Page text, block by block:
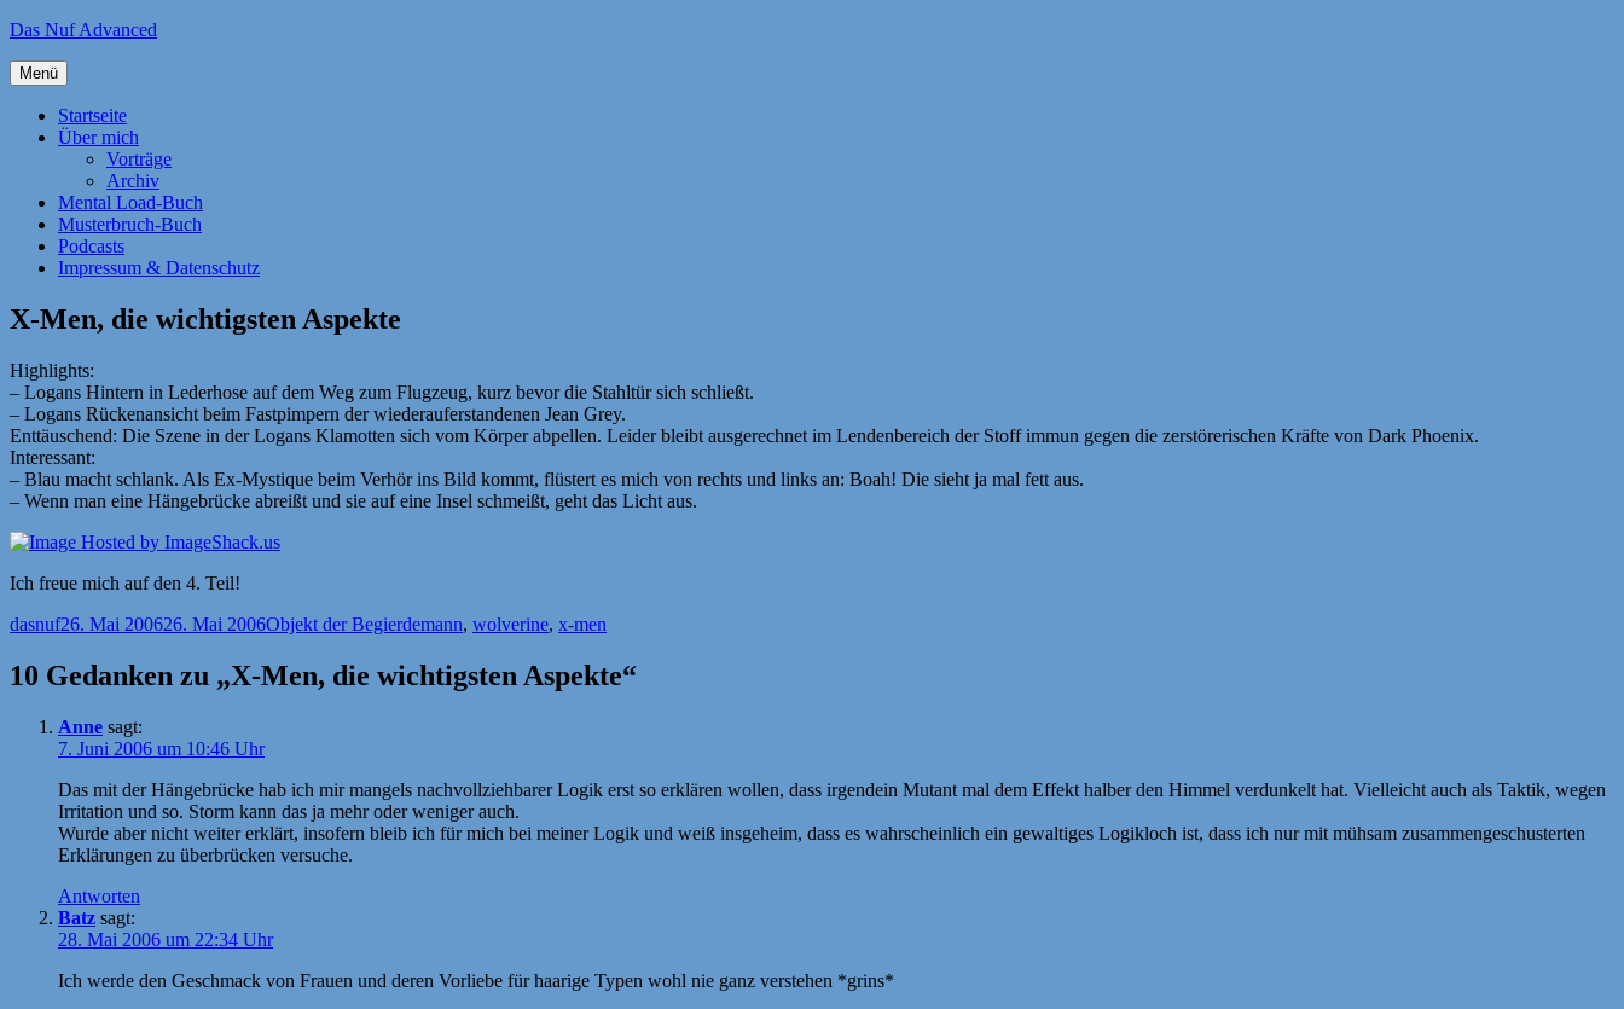
Zum
springen
Das Nuf Advanced
Menü
Startseite
Über mich
Vorträge
Archiv
Mental Load-Buch
Musterbruch-Buch
Podcasts
Impressum & Datenschutz
X-Men, die wichtigsten Aspekte
Highlights:
– Logans Hintern in Lederhose auf dem Weg zum Flugzeug, kurz bevor die Stahltür sich schließt.
– Logans Rückenansicht beim Fastpimpern der wiederauferstandenen Jean Grey.
Enttäuschend: Die Szene in der Logans Klamotten sich vom Körper abpellen. Leider bleibt ausgerechnet im Lendenbereich der Stoff immun gegen die zerstörerischen Kräfte von Dark Phoenix.
Interessant:
– Blau macht schlank. Als Ex-Mystique beim Verhör ins Bild kommt, flüstert es mich von rechts und links an: Boah! Die sieht ja mal fett aus.
– Wenn man eine Hängebrücke abreißt und sie auf eine Insel schmeißt, geht das Licht aus.
Ich freue mich auf den 4. Teil!
Autor
dasnufVeröffentlicht
26. Mai 200626. Mai 2006Kategorien
Objekt der BegierdeSchlagwörter
mann, wolverine, x-men
10 Gedanken zu „X-Men, die wichtigsten Aspekte“
Anne sagt:
7. Juni 2006 um 10:46 Uhr
Das mit der Hängebrücke hab ich mir mangels nachvollziehbarer Logik erst so erklären wollen, dass irgendein Mutant mal dem Effekt halber den Himmel verdunkelt hat. Vielleicht auch als Taktik, wegen
Irritation und so. Storm kann das ja mehr oder weniger auch.
Wurde aber nicht weiter erklärt, insofern bleib ich für mich bei meiner Logik und weiß insgeheim, dass es wahrscheinlich ein gewaltiges Logikloch ist, dass ich nur mit mühsam zusammengeschusterten
Erklärungen zu überbrücken versuche.
Antworten
Batz sagt:
28. Mai 2006 um 22:34 Uhr
Ich werde den Geschmack von Frauen und deren Vorliebe für haarige Typen wohl nie ganz verstehen *grins*